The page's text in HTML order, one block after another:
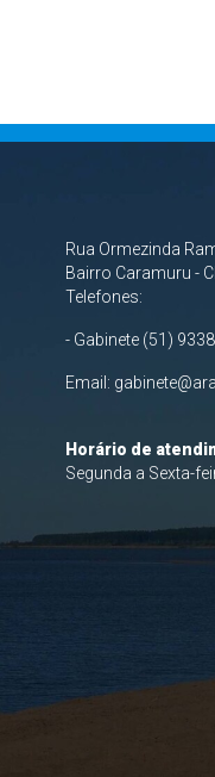
Rua Ormezinda
Bairro Caramuru -
Telefones:
- Gabinete (51)
Email:
Horário de
Segunda a Sexta-